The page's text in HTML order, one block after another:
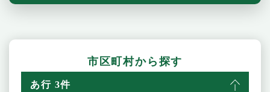
市区町村から探す
あ行 3件